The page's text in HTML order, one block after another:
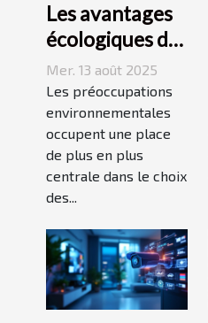
Les avantages
écologiques des
systèmes de
climatisation
modernes
Mer. 13 août 2025
Les préoccupations
environnementales
occupent une place
de plus en plus
centrale dans le choix
des...